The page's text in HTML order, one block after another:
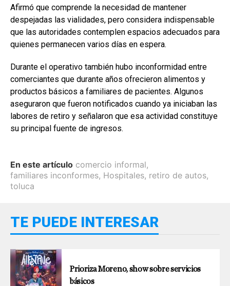
Afirmó que comprende la necesidad de mantener
despejadas las vialidades, pero considera indispensable
que las autoridades contemplen espacios adecuados para
quienes permanecen varios días en espera.
Durante el operativo también hubo inconformidad entre
comerciantes que durante años ofrecieron alimentos y
productos básicos a familiares de pacientes. Algunos
aseguraron que fueron notificados cuando ya iniciaban las
labores de retiro y señalaron que esa actividad constituye
su principal fuente de ingresos.
En este artículo comercio informal,
familiares inconformes, Hospitales, retiro de autos,
toluca
TE PUEDE INTERESAR
Prioriza Moreno, show sobre servicios
básicos